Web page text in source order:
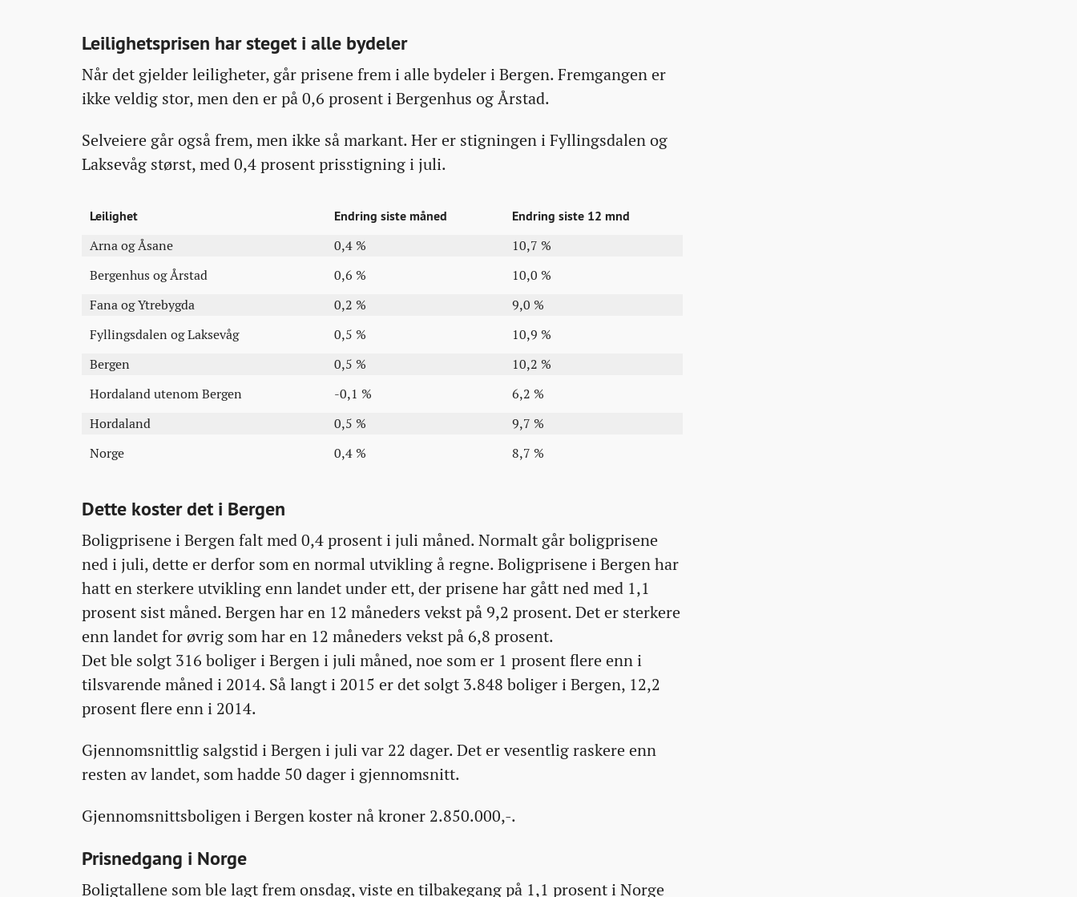
Leilighetsprisen har steget i alle bydeler
Når det gjelder leiligheter, går prisene frem i alle bydeler i Bergen. Fremgangen er
ikke veldig stor, men den er på 0,6 prosent i Bergenhus og Årstad.
Selveiere går også frem, men ikke så markant. Her er stigningen i Fyllingsdalen og
Laksevåg størst, med 0,4 prosent prisstigning i juli.
Leilighet Endring siste måned
Endring siste 12 mnd
Arna og Åsane
0,4 %
10,7 %
Bergenhus og Årstad
0,6 %
10,0 %
Fana og Ytrebygda
0,2 %
9,0 %
Fyllingsdalen og Laksevåg
0,5 %
10,9 %
Bergen
0,5 %
10,2 %
Hordaland utenom Bergen
-0,1 %
6,2 %
Hordaland
0,5 %
9,7 %
Norge
0,4 % 8,7 %
Dette koster det i Bergen
Boligprisene i Bergen falt med 0,4 prosent i juli måned. Normalt går boligprisene
ned i juli, dette er derfor som en normal utvikling å regne. Boligprisene i Bergen har
hatt en sterkere utvikling enn landet under ett, der prisene har gått ned med 1,1
prosent sist måned. Bergen har en 12 måneders vekst på 9,2 prosent. Det er sterkere
enn landet for øvrig som har en 12 måneders vekst på 6,8 prosent.
Det ble solgt 316 boliger i Bergen i juli måned, noe som er 1 prosent flere enn i
tilsvarende måned i 2014. Så langt i 2015 er det solgt 3.848 boliger i Bergen, 12,2
prosent flere enn i 2014.
Gjennomsnittlig salgstid i Bergen i juli var 22 dager. Det er vesentlig raskere enn
resten av landet, som hadde 50 dager i gjennomsnitt.
Gjennomsnittsboligen i Bergen koster nå kroner 2.850.000,-.
Prisnedgang i Norge
Boligtallene som ble lagt frem onsdag, viste en tilbakegang på 1,1 prosent i Norge